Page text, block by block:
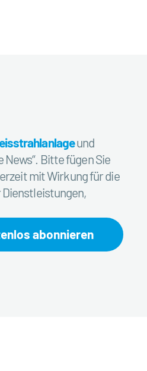
und
Bitte fügen Sie
mit Wirkung für die
abonnieren